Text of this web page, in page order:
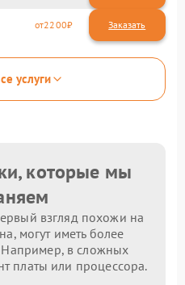
2200
услуги
которые мы
взгляд похожи на
могут иметь более
в сложных
платы или процессора.